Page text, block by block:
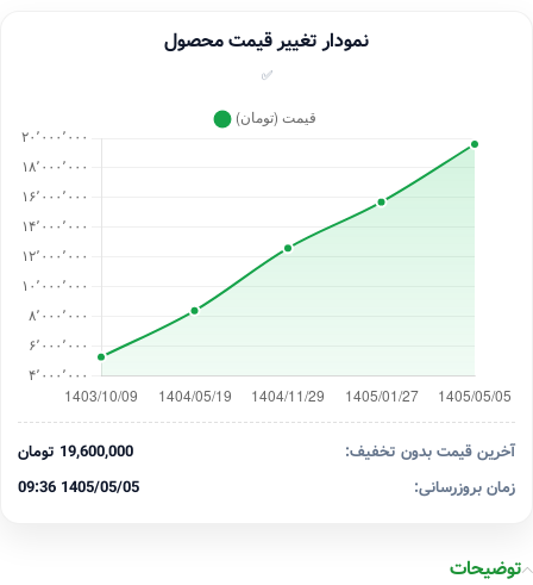
نمودار تغییر قیمت محصول
✅
آخرین قیمت بدون تخفیف:
19,600,000 تومان
زمان بروزرسانی:
1405/05/05 09:36
توضیحات